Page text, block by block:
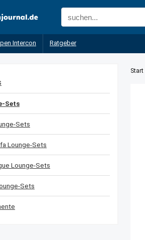
Intercon Ratgeber
Start
Sets
Sets
Lounge-Sets
Lounge-Sets
Sets